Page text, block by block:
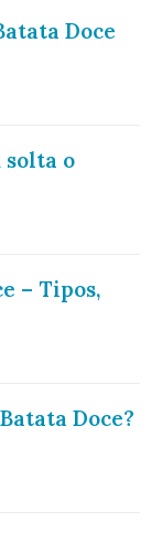
Doce
solta o
– Tipos,
Doce?